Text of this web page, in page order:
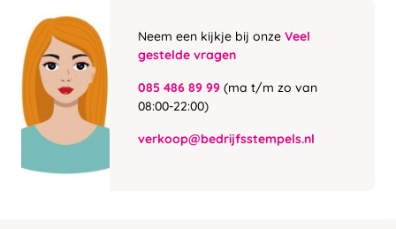
Neem een kijkje bij onze Veel
gestelde vragen
085 486 89 99 (ma t/m zo van
08:00-22:00)
verkoop@bedrijfsstempels.nl